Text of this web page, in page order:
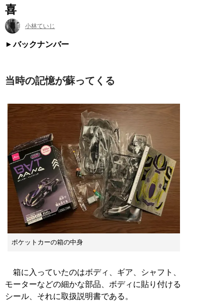
喜
小林ていじ
バックナンバー
当時の記憶が蘇ってくる
ポケットカーの箱の中身
箱に入っていたのはボディ、ギア、シャフト、
モーターなどの細かな部品、ボディに貼り付ける
シール、それに取扱説明書である。